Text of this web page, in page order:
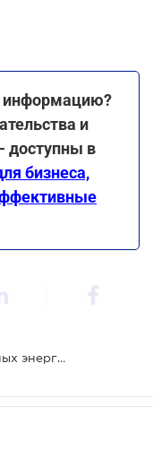
информацию?
и
доступны в
бизнеса,
В Украине построят два новых атомных энергоблока